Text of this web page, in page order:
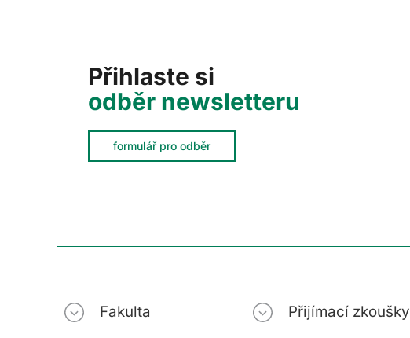
Přihlaste si
odběr newsletteru
formulář pro odběr
Fakulta Přijímací zkoušky